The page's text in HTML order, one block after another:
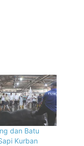
dan Batu
Kurban